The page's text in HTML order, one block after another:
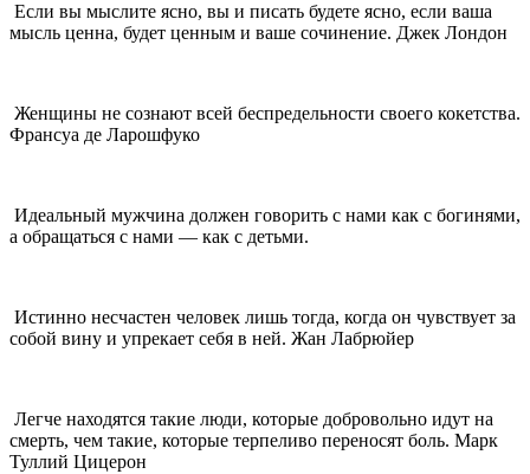
Если вы мыслите ясно, вы и писать будете ясно, если ваша
мысль ценна, будет ценным и ваше сочинение. Джек Лондон
Женщины не сознают всей беспредельности своего кокетства.
Франсуа де Ларошфуко
Идеальный мужчина должен говорить с нами как с богинями,
а обращаться с нами — как с детьми.
Истинно несчастен человек лишь тогда, когда он чувствует за
собой вину и упрекает себя в ней. Жан Лабрюйер
Легче находятся такие люди, которые добровольно идут на
смерть, чем такие, которые терпеливо переносят боль. Марк
Туллий Цицерон